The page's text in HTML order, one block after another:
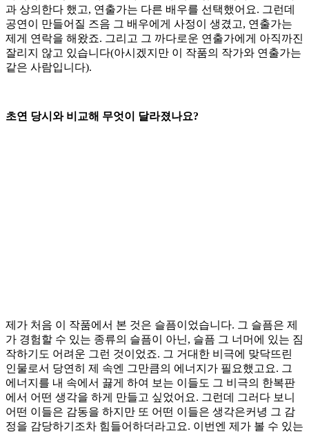
과 상의한다 했고, 연출가는 다른 배우를 선택했어요. 그런데
공연이 만들어질 즈음 그 배우에게 사정이 생겼고, 연출가는
제게 연락을 해왔죠. 그리고 그 까다로운 연출가에게 아직까진
잘리지 않고 있습니다(아시겠지만 이 작품의 작가와 연출가는
같은 사람입니다).
초연 당시와 비교해 무엇이 달라졌나요?
제가 처음 이 작품에서 본 것은 슬픔이었습니다. 그 슬픔은 제
가 경험할 수 있는 종류의 슬픔이 아닌, 슬픔 그 너머에 있는 짐
작하기도 어려운 그런 것이었죠. 그 거대한 비극에 맞닥뜨린
인물로서 당연히 제 속엔 그만큼의 에너지가 필요했고요. 그
에너지를 내 속에서 끓게 하여 보는 이들도 그 비극의 한복판
에서 어떤 생각을 하게 만들고 싶었어요. 그런데 그러다 보니
어떤 이들은 감동을 하지만 또 어떤 이들은 생각은커녕 그 감
정을 감당하기조차 힘들어하더라고요. 이번엔 제가 볼 수 있는